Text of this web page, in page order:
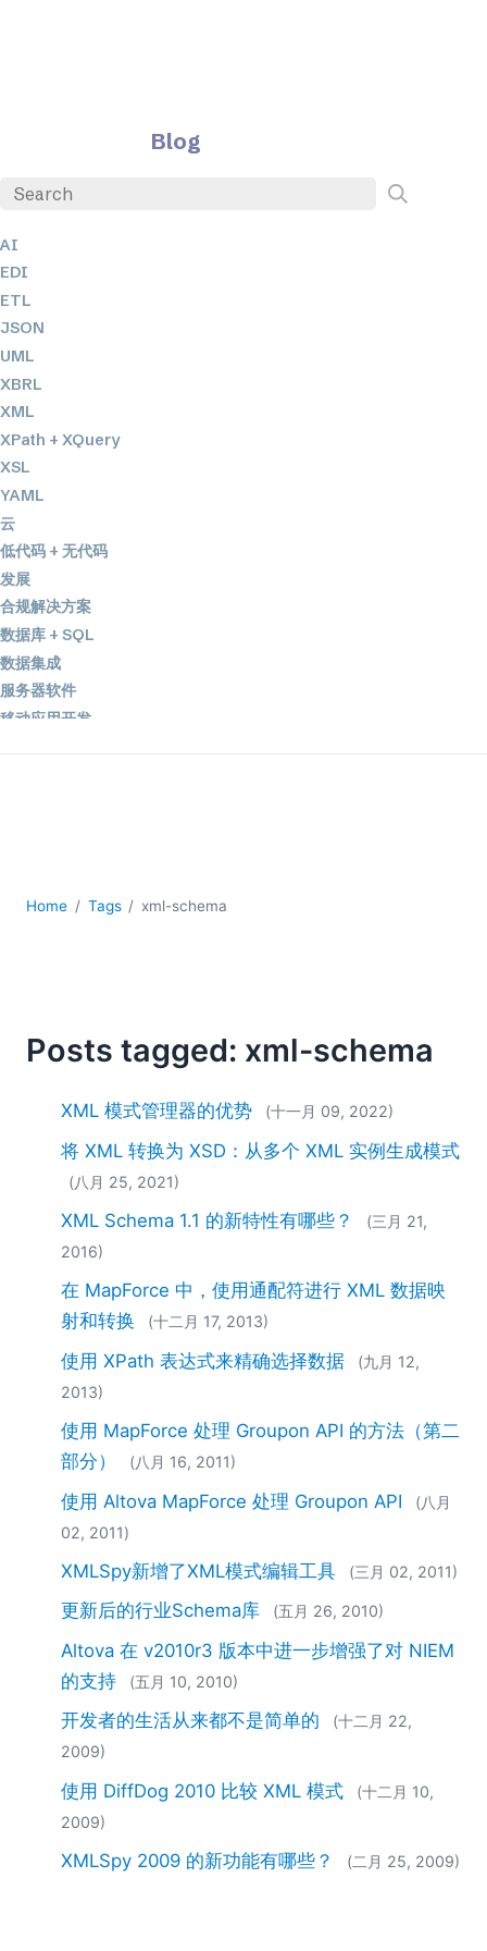
Blog
AI
EDI
ETL
JSON
UML
XBRL
XML
XPath + XQuery
XSL
YAML
云
低代码 + 无代码
发展
合规解决方案
数据库 + SQL
数据集成
服务器软件
移动应用开发
2021
2016
2014
2012
2010
2007
Home Tags xml-schema
Posts tagged: xml-schema
XML 模式管理器的优势 (十一月 09, 2022)
将 XML 转换为 XSD：从多个 XML 实例生成模式
(八月 25, 2021)
XML Schema 1.1 的新特性有哪些？
(三月 21,
2016)
在 MapForce 中，使用通配符进行 XML 数据映
射和转换
(十二月 17, 2013)
使用 XPath 表达式来精确选择数据
(九月 12,
2013)
使用 MapForce 处理 Groupon API 的方法（第二
部分）
(八月 16, 2011)
使用 Altova MapForce 处理 Groupon API
(八月
02, 2011)
XMLSpy新增了XML模式编辑工具 (三月 02, 2011)
更新后的行业Schema库 (五月 26, 2010)
Altova 在 v2010r3 版本中进一步增强了对 NIEM
的支持
(五月 10, 2010)
开发者的生活从来都不是简单的
(十二月 22,
2009)
使用 DiffDog 2010 比较 XML 模式
(十二月 10,
2009)
XMLSpy 2009 的新功能有哪些？ (二月 25, 2009)